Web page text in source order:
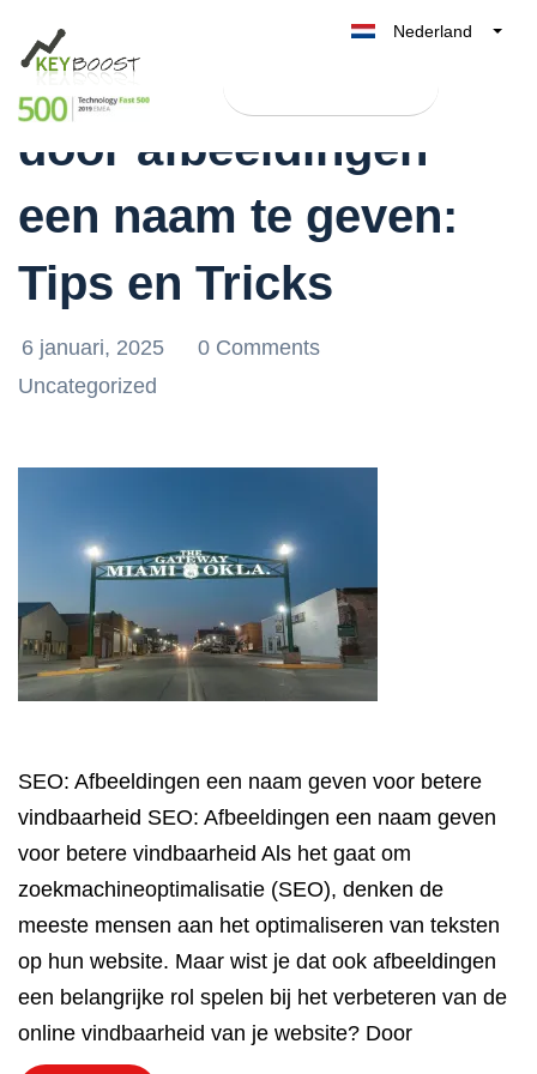
Nederland
België
UK
Optimaliseer je SEO
door afbeeldingen
een naam te geven:
Tips en Tricks
6 januari, 2025
0 Comments
Uncategorized
SEO: Afbeeldingen een naam geven voor betere
vindbaarheid SEO: Afbeeldingen een naam geven
voor betere vindbaarheid Als het gaat om
zoekmachineoptimalisatie (SEO), denken de
meeste mensen aan het optimaliseren van teksten
op hun website. Maar wist je dat ook afbeeldingen
een belangrijke rol spelen bij het verbeteren van de
online vindbaarheid van je website? Door